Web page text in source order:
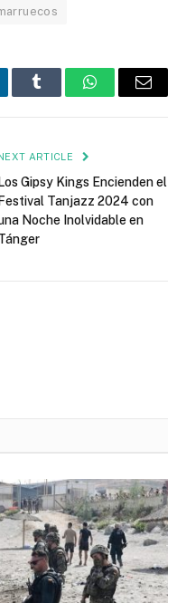
Tumblr WhatsAppEmail
ARTICLE
Los Gipsy Kings Encienden el
Festival Tanjazz 2024 con
Noche Inolvidable en